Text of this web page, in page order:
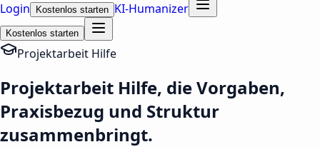
Login Kostenlos starten KI-Humanizer
Kostenlos starten
Projektarbeit Hilfe
Projektarbeit Hilfe, die Vorgaben,
Praxisbezug und Struktur
zusammenbringt.